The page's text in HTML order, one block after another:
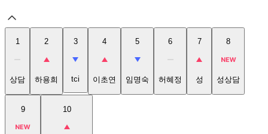
1
상담
2
하용희
3
tci
4
이초연
5
임명숙
6
허혜정
7
성
8
성상담
9 10